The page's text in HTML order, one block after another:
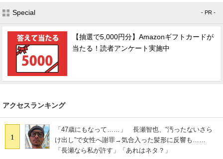
Special - PR -
【抽選で5,000円分】Amazonギフトカードが
当たる！読者アンケート実施中
アクセスランキング
1
「47歳にもなって……」 長瀬智也、“汚ったないさら
け出し”で女性へ謝罪→気合入った髪形に反響も……
「長瀬なら私が許す」「あれはネタ？」